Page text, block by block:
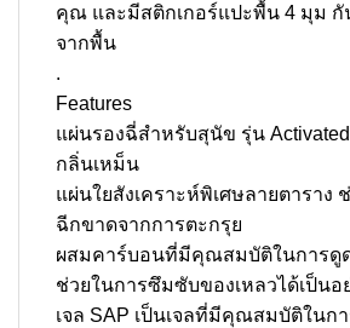
คุณ และมีสติกเกอร์แปะพื้น 4 มุม
จากพื้น
.
Features
แผ่นรองฉี่สำหรับสุนัข รุ่น
กลิ่นเหม็น
แผ่นใยสังเคราะห์พิเศษลายตาราง
ฉีกขาดจากการตะกรุย
ผสมคาร์บอนที่มีคุณสมบัติในการดู
ช่วยในการซึมซับของเหลวได้เป็นอ
เจล SAP เป็นเจลที่มีคุณสมบัติในก